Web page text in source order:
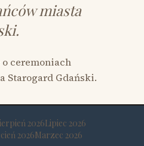
miasta
ceremoniach
Starogard Gdański.
2026Lipiec 2026
2026Marzec 2026